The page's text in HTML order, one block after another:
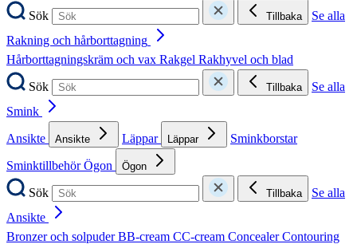
Sök
Tillbaka
Se alla
Rakning och hårborttagning
Hårborttagningskräm och vax Rakgel Rakhyvel och blad
Sök
Tillbaka
Se alla
Smink
Ansikte
Ansikte Läppar Läppar
Sminkborstar
SminktillbehörÖgon Ögon
Sök Tillbaka
Se alla
Ansikte
Bronzer och solpuderBB-cream CC-cream ConcealerContouring